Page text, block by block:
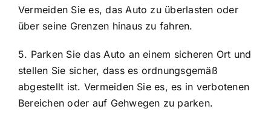
Vermeiden Sie es, das Auto zu überlasten oder
über seine Grenzen hinaus zu fahren.
5. Parken Sie das Auto an einem sicheren Ort und
stellen Sie sicher, dass es ordnungsgemäß
abgestellt ist. Vermeiden Sie es, es in verbotenen
Bereichen oder auf Gehwegen zu parken.